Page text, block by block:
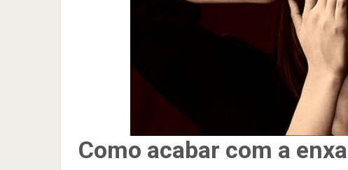
Como acabar com a